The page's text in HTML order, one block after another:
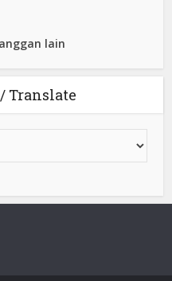
lain
Translate